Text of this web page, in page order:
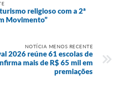
religioso com a 2ª
Movimento”
NOTÍCIA MENOS RECENTE
2026 reúne 61 escolas de
mais de R$ 65 mil em
premiações